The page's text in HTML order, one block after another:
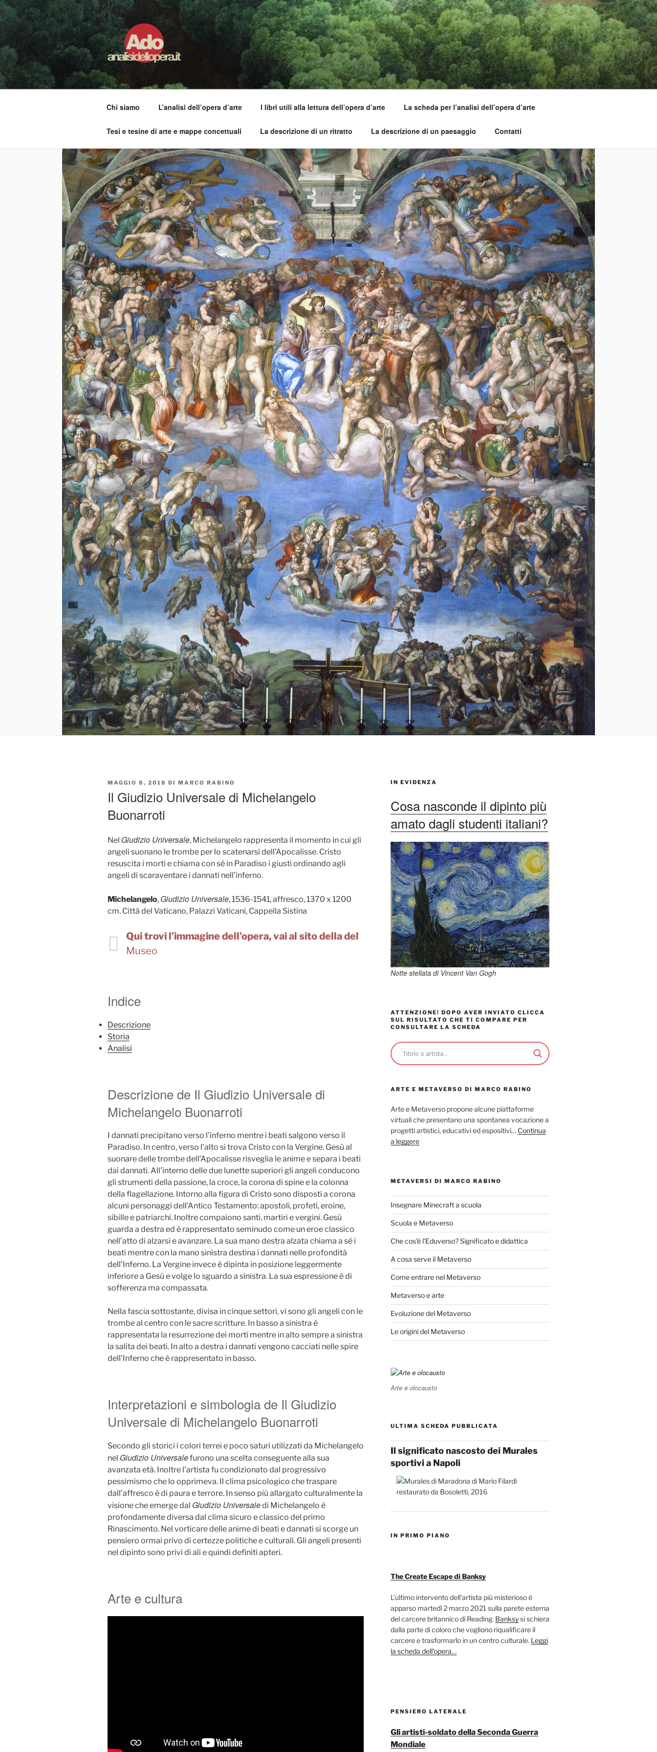
Salta
al
contenuto
ADO ANALISI DELL'OPERA
Osservare le opere d'arte per capirle e imparare ad amarle
Chi siamo L’analisi dell’opera d’arte I libri utili alla lettura dell’opera d’arte La scheda per l’analisi dell’opera d’arte
Tesi e tesine di arte e mappe concettuali La descrizione di un ritratto La descrizione di un paesaggio Contatti
PUBBLICATO
MAGGIO 8, 2018 DI MARCO RABINO
Il Giudizio Universale di Michelangelo
Buonarroti
Nel Giudizio Universale, Michelangelo rappresenta il momento in cui gli
angeli suonano le trombe per lo scatenarsi dell’Apocalisse. Cristo
resuscita i morti e chiama con sé in Paradiso i giusti ordinando agli
angeli di scaraventare i dannati nell’inferno.
Michelangelo, Giudizio Universale, 1536-1541, affresco, 1370 x 1200
cm. Città del Vaticano, Palazzi Vaticani, Cappella Sistina
Qui trovi l’immagine dell’opera, vai al sito della del
Museo
Indice
Descrizione
Storia
Analisi
Descrizione de Il Giudizio Universale di
Michelangelo Buonarroti
I dannati precipitano verso l’inferno mentre i beati salgono verso il
Paradiso. In centro, verso l’alto si trova Cristo con la Vergine. Gesù al
suonare delle trombe dell’Apocalisse risveglia le anime e separa i beati
dai dannati. All’interno delle due lunette superiori gli angeli conducono
gli strumenti della passione, la croce, la corona di spine e la colonna
della flagellazione. Intorno alla figura di Cristo sono disposti a corona
alcuni personaggi dell’Antico Testamento: apostoli, profeti, eroine,
sibille e patriarchi. Inoltre compaiono santi, martiri e vergini. Gesù
guarda a destra ed è rappresentato seminudo come un eroe classico
nell’atto di alzarsi e avanzare. La sua mano destra alzata chiama a sé i
beati mentre con la mano sinistra destina i dannati nelle profondità
dell’Inferno. La Vergine invece è dipinta in posizione leggermente
inferiore a Gesù e volge lo sguardo a sinistra. La sua espressione è di
sofferenza ma compassata.
Nella fascia sottostante, divisa in cinque settori, vi sono gli angeli con le
trombe al centro con le sacre scritture. In basso a sinistra è
rappresentata la resurrezione dei morti mentre in alto sempre a sinistra
la salita dei beati. In alto a destra i dannati vengono cacciati nelle spire
dell’Inferno che è rappresentato in basso.
Interpretazioni e simbologia de Il Giudizio
Universale di Michelangelo Buonarroti
Secondo gli storici i colori terrei e poco saturi utilizzati da Michelangelo
nel Giudizio Universalefurono una scelta conseguente alla sua
avanzata età. Inoltre l’artista fu condizionato dal progressivo
pessimismo che lo opprimeva. Il clima psicologico che traspare
dall’affresco è di paura e terrore. In senso più allargato culturalmente la
visione che emerge dal Giudizio Universaledi Michelangelo è
profondamente diversa dal clima sicuro e classico del primo
Rinascimento. Nel vorticare delle anime di beati e dannati si scorge un
pensiero ormai privo di certezze politiche e culturali. Gli angeli presenti
nel dipinto sono privi di ali e quindi definiti apteri.
Arte e cultura
IN EVIDENZA
Cosa nasconde il dipinto più
amato dagli studenti italiani?
Notte stellata di Vincent Van Gogh
ATTENZIONE! DOPO AVER INVIATO CLICCA
SUL RISULTATO CHE TI COMPARE PER
CONSULTARE LA SCHEDA
ARTE E METAVERSO DI MARCO RABINO
Arte e Metaverso propone alcune piattaforme
virtuali che presentano una spontanea vocazione a
progetti artistici, educativi ed espositivi… Continua
a leggere
METAVERSI DI MARCO RABINO
Insegnare Minecraft a scuola
Scuola e Metaverso
Che cos’è l’Eduverso? Significato e didattica
A cosa serve il Metaverso
Come entrare nel Metaverso
Metaverso e arte
Evoluzione del Metaverso
Le origini del Metaverso
Arte e olocausto
ULTIMA SCHEDA PUBBLICATA
Il significato nascosto dei Murales
sportivi a Napoli
IN PRIMO PIANO
The Create Escape di Banksy
L’ultimo intervento dell’artista più misterioso è
apparso martedì 2 marzo 2021 sulla parete esterna
del carcere britannico di Reading. Banksysi schiera
dalla parte di coloro che vogliono riqualificare il
carcere e trasformarlo in un centro culturale. Leggi
la scheda dell’opera…
PENSIERO LATERALE
Gli artisti-soldato della Seconda Guerra
Mondiale